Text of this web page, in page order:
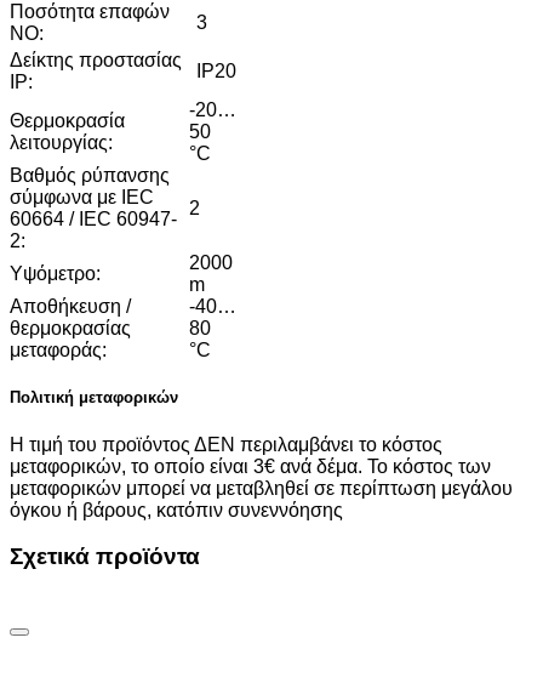
Ποσότητα επαφών
NO:
3
Δείκτης προστασίας
IP:
IP20
Θερμοκρασία
λειτουργίας:
-20…
50
°C
Βαθμός ρύπανσης
σύμφωνα με IEC
60664 / IEC 60947-
2:
2
Υψόμετρο:
2000
m
Αποθήκευση /
θερμοκρασίας
μεταφοράς:
-40…
80
°C
Πολιτική μεταφορικών
Η τιμή του προϊόντος ΔΕΝ περιλαμβάνει το κόστος
μεταφορικών, το οποίο είναι 3€ ανά δέμα. Το κόστος των
μεταφορικών μπορεί να μεταβληθεί σε περίπτωση μεγάλου
όγκου ή βάρους, κατόπιν συνεννόησης
Σχετικά προϊόντα